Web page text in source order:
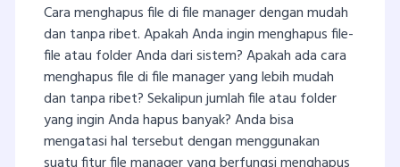
Cara menghapus file di file manager dengan mudah
dan tanpa ribet. Apakah Anda ingin menghapus file-
file atau folder Anda dari sistem? Apakah ada cara
menghapus file di file manager yang lebih mudah
dan tanpa ribet? Sekalipun jumlah file atau folder
yang ingin Anda hapus banyak? Anda bisa
mengatasi hal tersebut dengan menggunakan